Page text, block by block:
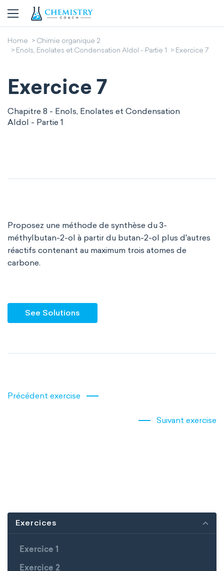
Home
Chimie organique 2
Enols, Enolates et Condensation Aldol - Partie 1
Exercice 7
Exercice 7
Chapitre 8 - Enols, Enolates et Condensation
Aldol - Partie 1
Proposez une méthode de synthèse du 3-
méthylbutan-2-ol à partir du butan-2-ol plus d'autres
réactifs contenant au maximum trois atomes de
carbone.
See Solutions
Précédent exercise
Suivant exercise
Exercices
Exercice 1
Exercice 2